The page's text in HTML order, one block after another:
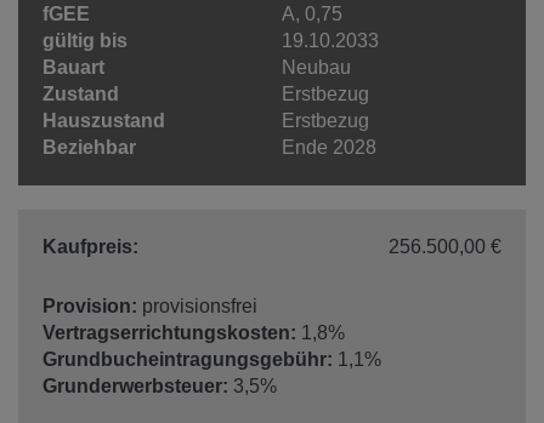
fGEE
A, 0,75
gültig bis
19.10.2033
Bauart
Neubau
Zustand
Erstbezug
Hauszustand
Erstbezug
Beziehbar
Ende 2028
Kaufpreis: 256.500,00 €
Provision: provisionsfrei
Vertragserrichtungskosten: 1,8%
Grundbucheintragungsgebühr: 1,1%
Grunderwerbsteuer: 3,5%